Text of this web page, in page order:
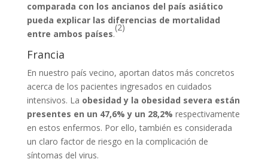
comparada con los ancianos del país asiático
pueda explicar las diferencias de mortalidad
entre ambos países.
(2)
Francia
En nuestro país vecino, aportan datos más concretos
acerca de los pacientes ingresados en cuidados
intensivos. La obesidad y la obesidad severa están
presentes en un 47,6% y un 28,2% respectivamente
en estos enfermos. Por ello, también es considerada
un claro factor de riesgo en la complicación de
síntomas del virus.